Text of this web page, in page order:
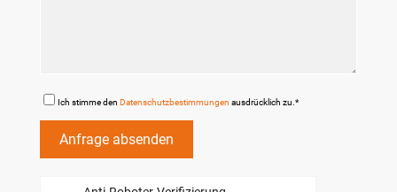
Ich stimme den Datenschutzbestimmungen ausdrücklich zu.*